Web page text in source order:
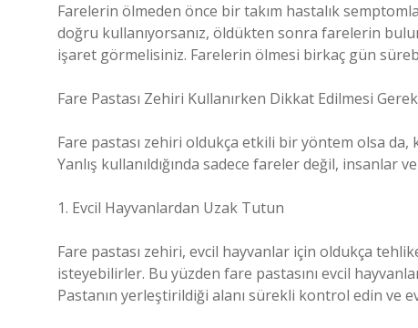
Farelerin ölmeden önce bir takım hastalık
doğru kullanıyorsanız, öldükten sonra farelerin
işaret görmelisiniz. Farelerin ölmesi birkaç gün
Fare Pastası Zehiri Kullanırken Dikkat Edilmesi
Fare pastası zehiri oldukça etkili bir yöntem olsa
Yanlış kullanıldığında sadece fareler değil, insanlar
1. Evcil Hayvanlardan Uzak Tutun
Fare pastası zehiri, evcil hayvanlar için oldukça
isteyebilirler. Bu yüzden fare pastasını evcil
Pastanın yerleştirildiği alanı sürekli kontrol edin ve